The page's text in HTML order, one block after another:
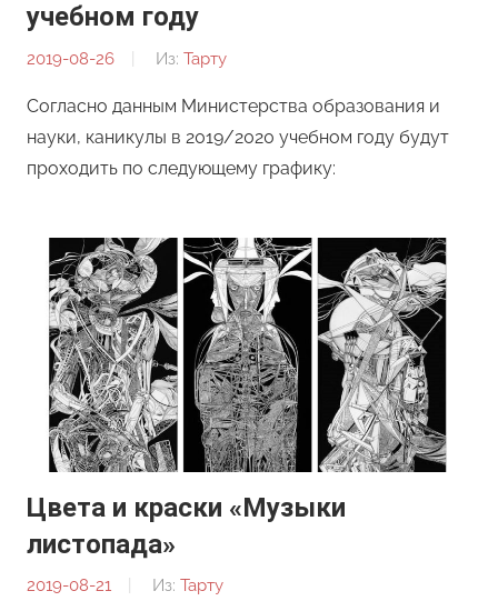
учебном году
2019-08-26
От:
Из: Тарту
Согласно данным Министерства образования и
науки, каникулы в 2019/2020 учебном году будут
проходить по следующему графику:
Цвета и краски «Музыки
листопада»
2019-08-21
От:
Из: Тарту